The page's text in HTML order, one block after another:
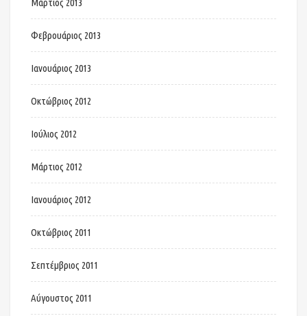
Μάρτιος 2013
Φεβρουάριος 2013
Ιανουάριος 2013
Οκτώβριος 2012
Ιούλιος 2012
Μάρτιος 2012
Ιανουάριος 2012
Οκτώβριος 2011
Σεπτέμβριος 2011
Αύγουστος 2011